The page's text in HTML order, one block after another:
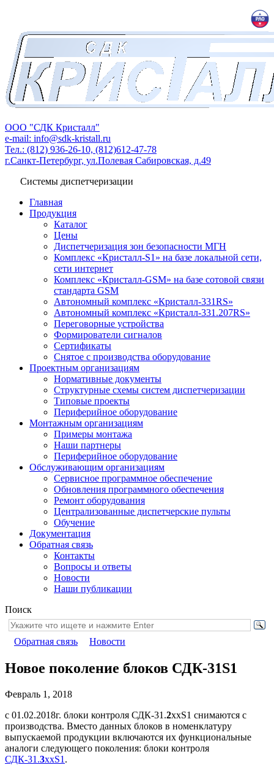
ООО "СДК Кристалл"
e-mail: info@sdk-kristall.ru
Тел.: (812) 936-26-10, (812)612-47-78
г.Санкт-Петербург, ул.Полевая Сабировская, д.49
Системы диспетчеризации
Главная
Продукция
Каталог
Цены
Диспетчеризация зон безопасности МГН
Комплекс «Кристалл-S1» на базе локальной сети,
сети интернет
Комплекс «Кристалл-GSM» на базе сотовой связи
стандарта GSM
Автономный комплекс «Кристалл-331RS»
Автономный комплекс «Кристалл-331.207RS»
Переговорные устройства
Формирователи сигналов
Сертификаты
Снятое с производства оборудование
Проектным организациям
Нормативные документы
Структурные схемы систем диспетчеризации
Типовые проекты
Периферийное оборудование
Монтажным организациям
Примеры монтажа
Наши партнеры
Периферийное оборудование
Обслуживающим организациям
Сервисное программное обеспечение
Обновления программного обеспечения
Ремонт оборудования
Централизованные диспетчерские пульты
Обучение
Документация
Обратная связь
Контакты
Вопросы и ответы
Новости
Наши публикации
Поиск
Обратная связь Новости
Новое поколение блоков СДК-31S1
Февраль 1, 2018
с 01.02.2018г. блоки контроля СДК-31.2ххS1 снимаются с
производства. Вместо данных блоков в номенклатуру
выпускаемой продукции включаются их функциональные
аналоги следующего поколения: блоки контроля
СДК-31.3ххS1 .